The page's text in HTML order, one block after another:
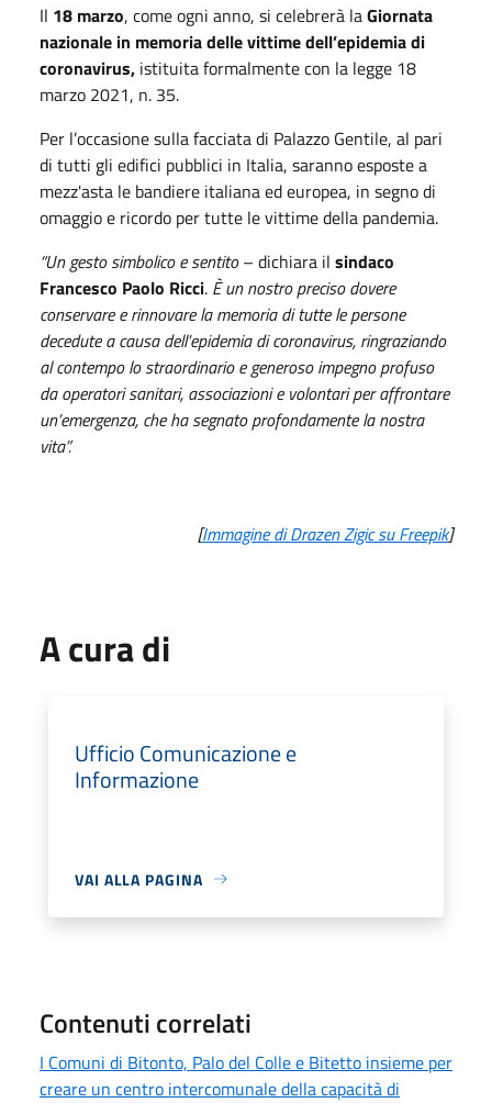
Il 18 marzo, come ogni anno, si celebrerà laGiornata
nazionale in memoria delle vittime dell’epidemia di
coronavirus, istituita formalmente con la legge 18
marzo 2021, n. 35.
Per l’occasione sulla facciata di Palazzo Gentile, al pari
di tutti gli edifici pubblici in Italia, saranno esposte a
mezz'asta le bandiere italiana ed europea, in segno di
omaggio e ricordo per tutte le vittime della pandemia.
“Un gesto simbolico e sentito– dichiara il sindaco
Francesco Paolo Ricci. È un nostro preciso dovere
conservare e rinnovare la memoria di tutte le persone
decedute a causa dell’epidemia di coronavirus, ringraziando
al contempo lo straordinario e generoso impegno profuso
da operatori sanitari, associazioni e volontari per affrontare
un’emergenza, che ha segnato profondamente la nostra
vita”.
[Immagine di Drazen Zigic su Freepik]
A cura di
Ufficio Comunicazione e
Informazione
VAI ALLA PAGINA
Contenuti correlati
I Comuni di Bitonto, Palo del Colle e Bitetto insieme per
creare un centro intercomunale della capacità di